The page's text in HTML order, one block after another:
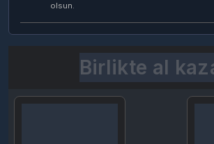
olsun.
Birlikte al